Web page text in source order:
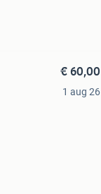
€ 60,00
1 aug 26